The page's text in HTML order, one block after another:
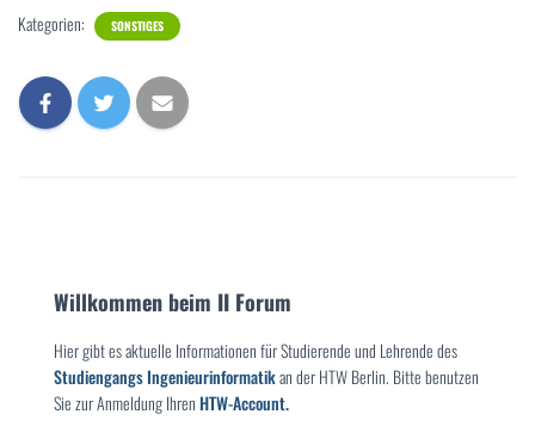
Kategorien: SONSTIGES
Willkommen beim II Forum
Hier gibt es aktuelle Informationen für Studierende und Lehrende des
Studiengangs Ingenieurinformatikan der HTW Berlin. Bitte benutzen
Sie zur Anmeldung IhrenHTW-Account.